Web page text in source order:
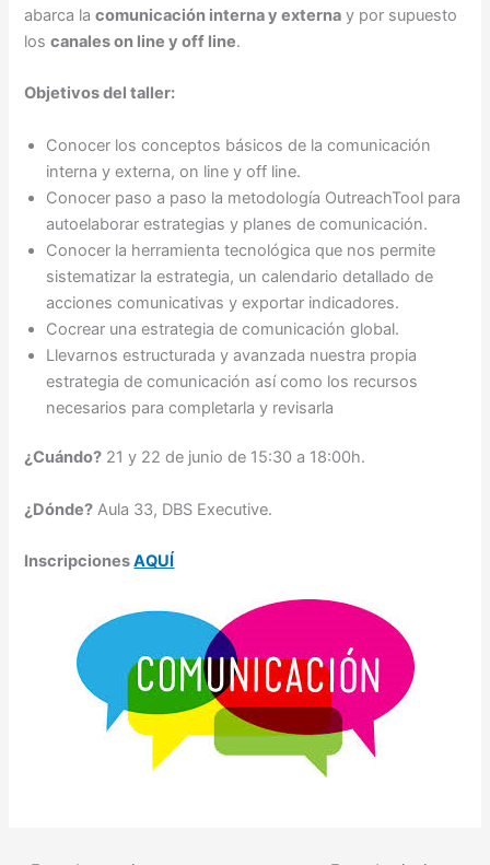
abarca lacomunicación interna y externa y por supuesto
loscanales on line y off line.
Objetivos del taller:
Conocer los conceptos básicos de la comunicación
interna y externa, on line y off line.
Conocer paso a paso la metodología OutreachTool para
autoelaborar estrategias y planes de comunicación.
Conocer la herramienta tecnológica que nos permite
sistematizar la estrategia, un calendario detallado de
acciones comunicativas y exportar indicadores.
Cocrear una estrategia de comunicación global.
Llevarnos estructurada y avanzada nuestra propia
estrategia de comunicación así como los recursos
necesarios para completarla y revisarla
¿Cuándo? 21 y 22 de junio de 15:30 a 18:00h.
¿Dónde? Aula 33, DBS Executive.
InscripcionesAQUÍ